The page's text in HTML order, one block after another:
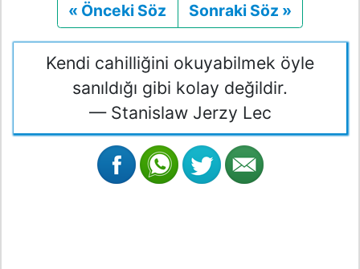
« Önceki Söz Önceki
Sonraki Söz »
Kendi cahilliğini okuyabilmek öyle
sanıldığı gibi kolay değildir.
— Stanislaw Jerzy Lec